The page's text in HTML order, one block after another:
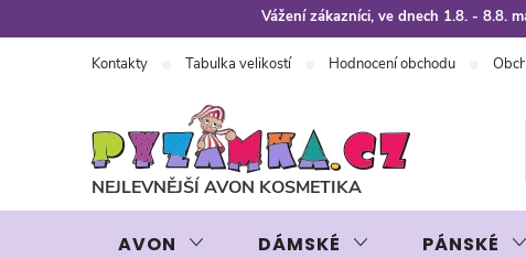
na
Vážení zákazníci, ve dnech 1.8. - 8.8.
Kontakty Tabulka velikostí Hodnocení obchodu
AVON DÁMSKÉ PÁNSKÉ